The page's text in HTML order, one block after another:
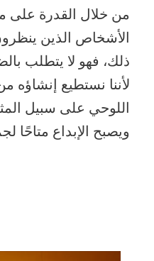
من خلال القدرة على
الأشخاص الذين
ذلك، فهو لا يتطلب
لأننا نستطيع إنشاؤه
اللوحي على سبيل
ويصبح الإبداع متاحًا